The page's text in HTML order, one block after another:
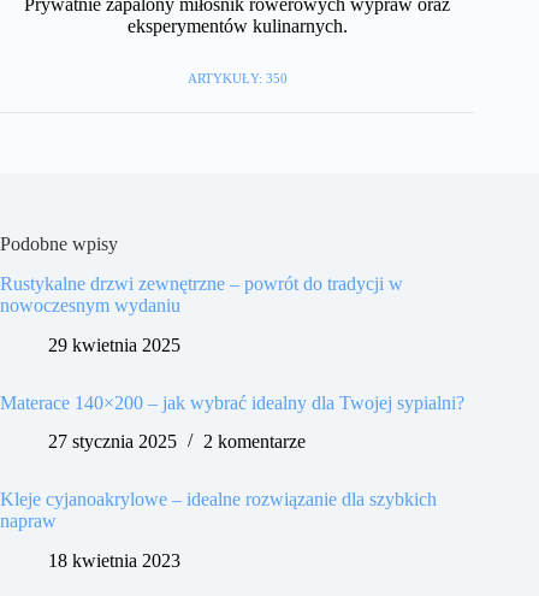
Prywatnie zapalony miłośnik rowerowych wypraw oraz
eksperymentów kulinarnych.
ARTYKUŁY: 350
Podobne wpisy
Rustykalne drzwi zewnętrzne – powrót do tradycji w
nowoczesnym wydaniu
29 kwietnia 2025
Materace 140×200 – jak wybrać idealny dla Twojej sypialni?
27 stycznia 2025
2 komentarze
Kleje cyjanoakrylowe – idealne rozwiązanie dla szybkich
napraw
18 kwietnia 2023